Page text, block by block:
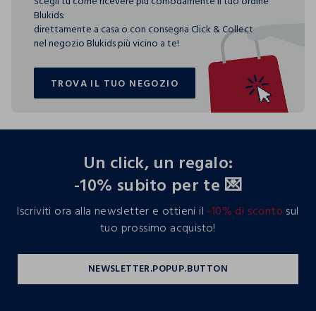
Blukids:
direttamente a casa o con consegna Click & Collect
nel negozio Blukids più vicino a te!
TROVA IL TUO NEGOZIO
TROVA IL TUO NEGOZIO
Un click, un regalo:
-10% subito per te 💌
Iscriviti ora alla newsletter e ottieni il -10% di sconto sul
tuo prossimo acquisto!